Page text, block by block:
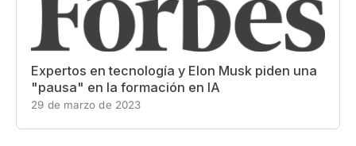
Expertos en tecnología y Elon Musk piden una
"pausa" en la formación en IA
29 de marzo de 2023